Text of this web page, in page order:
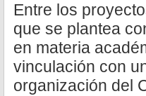
Entre los
que se plantea
en materia
vinculación con
organización del